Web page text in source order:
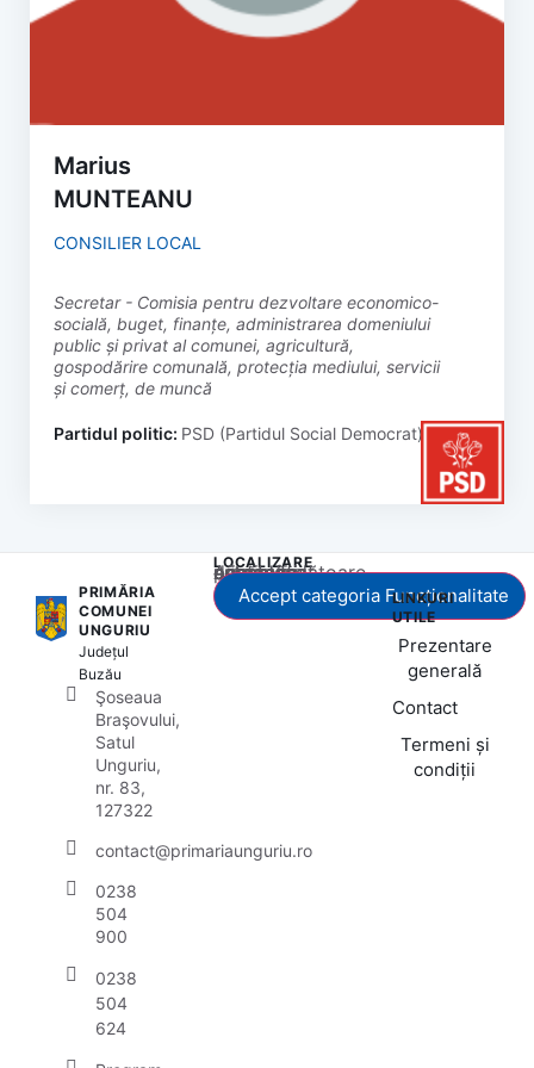
Marius
MUNTEANU
CONSILIER LOCAL
secretar - Comisia pentru dezvoltare economico-
socială, buget, finanțe, administrarea domeniului
public și privat al comunei, agricultură,
gospodărire comunală, protecția mediului, servicii
și comerț, de muncă
Partidul politic: PSD (Partidul Social Democrat)
PRIMĂRIA
COMUNEI
UNGURIU
Județul
Buzău
Şoseaua
Braşovului,
Satul
Unguriu,
nr. 83,
127322
contact@primariaunguriu.ro
0238
504
900
0238
504
624
LOCALIZARE
Acest conținut este blocat până când acceptați categoria corespunzătoare de cookie-uri.
Accept categoria Funcționalitate
LINKURI
UTILE
Prezentare
generală
Contact
Termeni și
condiții